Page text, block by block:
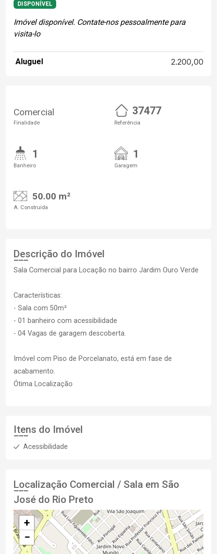
DISPONÍVEL
Imóvel disponível. Contate-nos pessoalmente para
visita-lo
Aluguel 2.200,00
Comercial
Finalidade
37477
Referência
1
Banheiro
1
Garagem
50.00 m²
A. Construída
Descrição do Imóvel
Sala Comercial para Locação no bairro Jardim Ouro Verde
Características:
- Sala com 50m²
- 01 banheiro com acessibilidade
- 04 Vagas de garagem descoberta.
Imóvel com Piso de Porcelanato, está em fase de
acabamento.
Ótima Localização
Itens do Imóvel
Acessibilidade
Localização Comercial / Sala em São
José do Rio Preto
+
−